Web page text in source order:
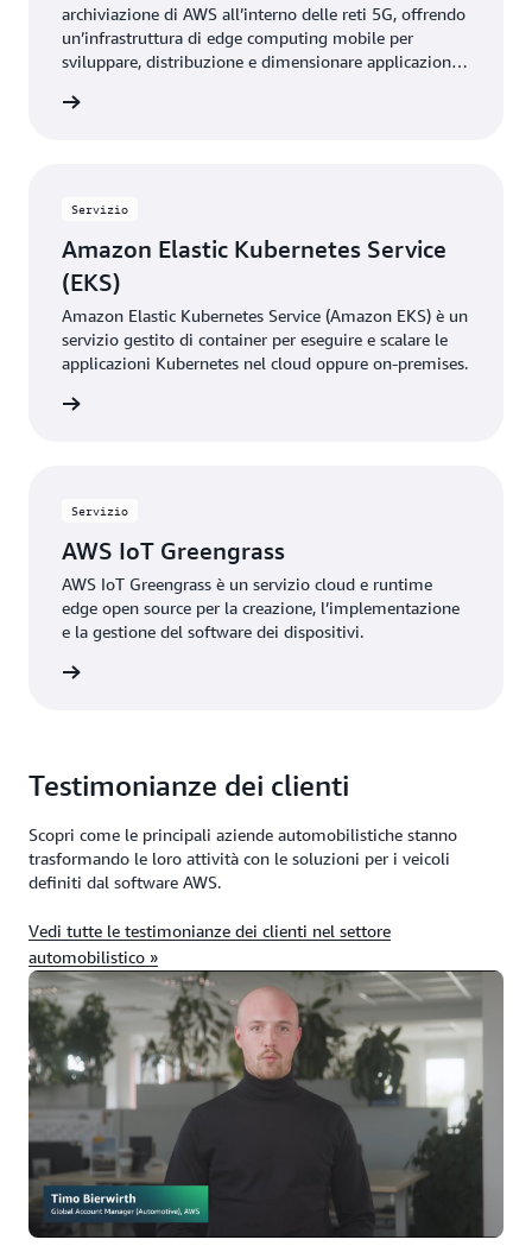
archiviazione di AWS all’interno delle reti 5G, offrendo
un’infrastruttura di edge computing mobile per
sviluppare, distribuzione e dimensionare applicazioni a
Servizio
Amazon Elastic Kubernetes Service
(EKS)
Amazon Elastic Kubernetes Service (Amazon EKS) è un
servizio gestito di container per eseguire e scalare le
applicazioni Kubernetes nel cloud oppure on-premises.
Servizio
AWS IoT Greengrass
AWS IoT Greengrass è un servizio cloud e runtime
edge open source per la creazione, l’implementazione
e la gestione del software dei dispositivi.
Testimonianze dei clienti
Scopri come le principali aziende automobilistiche stanno
trasformando le loro attività con le soluzioni per i veicoli
definiti dal software AWS.
Vedi tutte le testimonianze dei clienti nel settore
automobilistico »